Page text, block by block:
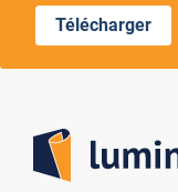
Télécharger